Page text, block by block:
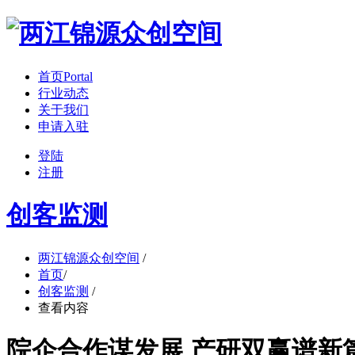
首页Portal
行业动态
关于我们
申请入驻
登陆
注册
创客监测
两江锦源众创空间 /
首页/
创客监测 /
查看内容